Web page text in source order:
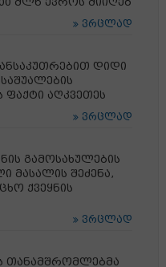
ვრცლად
დიდი
აღკვეთეს
ვრცლად
გამოსახულების
მასალის შეძენა,
ქვეყნის
ვრცლად
თანამშრომლებმა